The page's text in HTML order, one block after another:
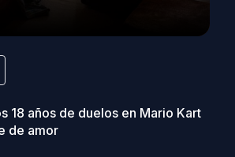
18 años de duelos en Mario Kart
de amor